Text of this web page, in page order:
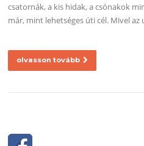
csatornák, a kis hidak, a csónakok
már, mint lehetséges úti cél. Mivel az
olvasson tovább